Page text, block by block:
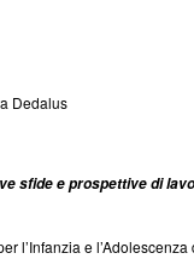
Dedalus
sfide e prospettive di
l’Infanzia e